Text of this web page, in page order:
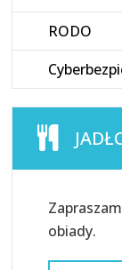
RODO
obiady.